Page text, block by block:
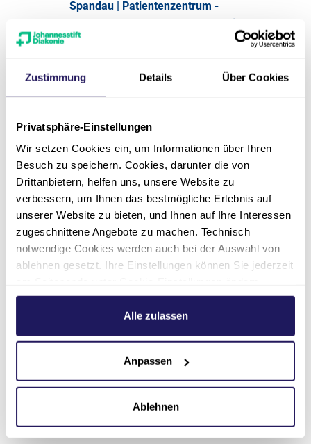
Zustimmung Details Über Cookies
Privatsphäre-Einstellungen
Wir setzen Cookies ein, um Informationen über Ihren
Besuch zu speichern. Cookies, darunter die von
Drittanbietern, helfen uns, unsere Website zu
verbessern, um Ihnen das bestmögliche Erlebnis auf
unserer Website zu bieten, und Ihnen auf Ihre Interessen
zugeschnittene Angebote zu machen. Technisch
notwendige Cookies werden auch bei der Auswahl von
ablehnen gesetzt. Ihre Einstellungen können Sie jederzeit
Weitere Informationen hierzu finden Sie in unserer
.Alle zulassen
Anpassen
Ablehnen
Spandau | Patientenzentrum -
Stadtrandstraße 555, 13589 Berlin
Hüft- & Kniearthrose:
Moderne Endoprothetik
mit künstlichen Gelenken
22.10.2026 17:30
Wir laden Sie herzlich zu unserem
Gesundheitsvortrag in die Evangelische
Elisabeth Klinik zum Thema „Künstliche
Evangelische Elisabeth Klinik | Paul
Gerhardt Raum | Eingang 9 -
Lützowstraße 24, 10785 Berlin
Zur Veranstaltung